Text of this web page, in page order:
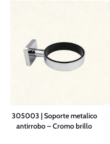
305003 | Soporte metalico
antirrobo – Cromo brillo